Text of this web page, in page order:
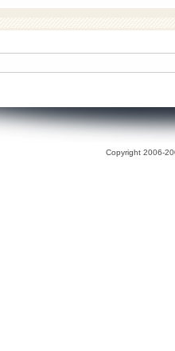
Copyright 2006-